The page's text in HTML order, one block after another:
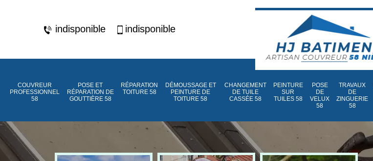
indisponible indisponible
COUVREUR
PROFESSIONNEL
58
POSE ET
RÉPARATION DE
GOUTTIÈRE 58
RÉPARATION
TOITURE 58
DÉMOUSSAGE ET
PEINTURE DE
TOITURE 58
CHANGEMENT
DE TUILE
CASSÉE 58
PEINTURE
SUR
TUILES 58
POSE
DE
VELUX
58
TRAVAUX
DE
ZINGUERIE
58